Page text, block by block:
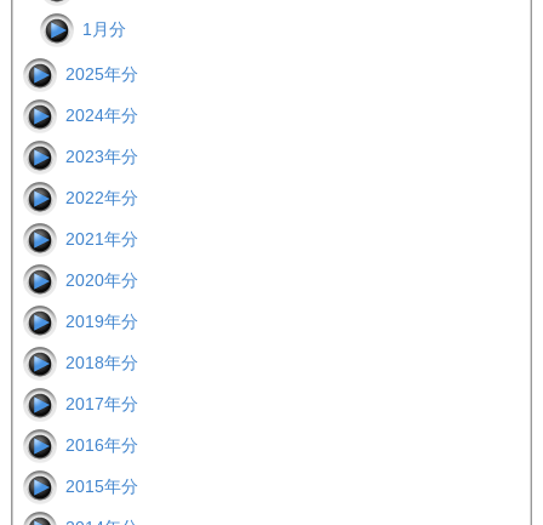
1月分
2025年分
2024年分
2023年分
2022年分
2021年分
2020年分
2019年分
2018年分
2017年分
2016年分
2015年分